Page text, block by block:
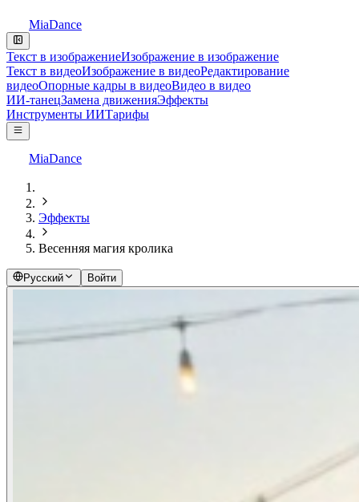
MiaDance
Текст в изображениеИзображение в изображение
Текст в видеоИзображение в видеоРедактирование
видеоОпорные кадры в видеоВидео в видео
ИИ-танецЗамена движенияЭффекты
Инструменты ИИТарифы
MiaDance
Эффекты
Весенняя магия кролика
Русский Войти